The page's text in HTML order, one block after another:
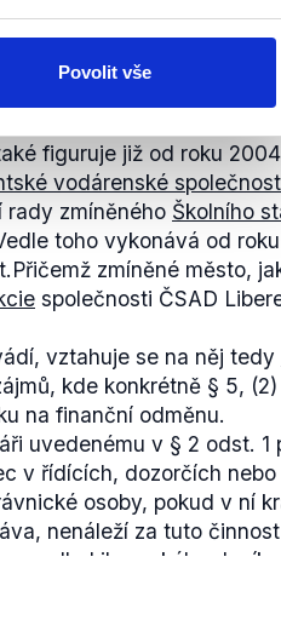
Povolit vše
jedním z členů
spoluvlastní. Do této
figuruje již od roku
vodárenské
rady zmíněného Školního
toho vykonává od
zmíněné město,
společnosti ČSAD
vztahuje se na něj tedy
kde konkrétně § 5,
na finanční odměnu.
uvedenému v § 2 odst. 1
v řídících, dozorčích
osoby, pokud v ní
nenáleží za tuto
podle Libereckého deníku
práci v dozorčích radách,